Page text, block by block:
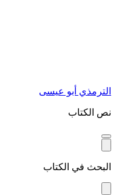
الترمذي أبو عيسى
نص الكتاب
البحث في الكتاب